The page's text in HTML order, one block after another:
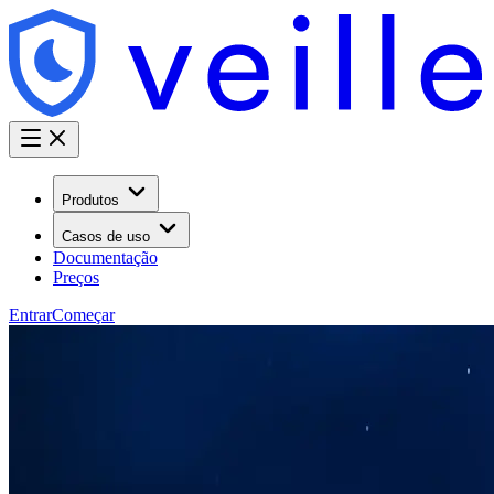
Produtos
Casos de uso
Documentação
Preços
EntrarComeçar